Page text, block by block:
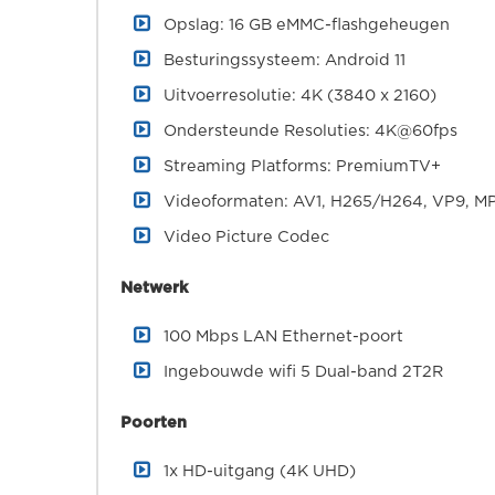
Opslag: 16 GB eMMC-flashgeheugen
Besturingssysteem: Android 11
Uitvoerresolutie: 4K (3840 x 2160)
Ondersteunde Resoluties: 4K@60fps
Streaming Platforms: PremiumTV+
Videoformaten: AV1, H265/H264, VP9,
Video Picture Codec
Netwerk
100 Mbps LAN Ethernet-poort
Ingebouwde wifi 5 Dual-band 2T2R
Poorten
1x HD-uitgang (4K UHD)